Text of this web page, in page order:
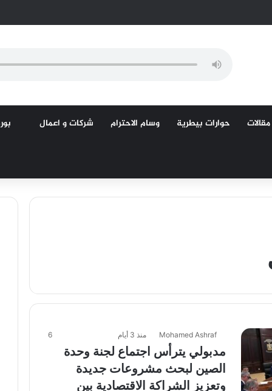
مقالات حوارات بيطرية وسام الاحترام شركات و اعمال
Mohamed Ashraf منذ 3 أيام 6
مدبولي يترأس اجتماع لجنة وحدة
الصين لبحث مشروعات جديدة
وتعزيز الشراكة الاقتصادية بين